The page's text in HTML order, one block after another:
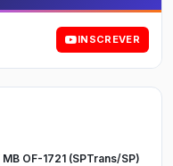
INSCREVER
OF-1721 (SPTrans/SP)